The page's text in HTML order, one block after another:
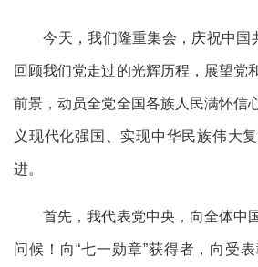
今天，我们隆重集会，庆祝中国
回顾我们党走过的光辉历程，展望党
前景，动员全党全国各族人民满怀信
义现代化强国、实现中华民族伟大
进。
首先，我代表党中央，向全体中
问候！向“七一勋章”获得者，向受